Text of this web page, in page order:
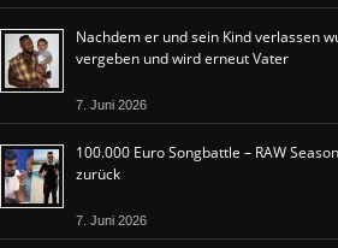
Nachdem er und sein Kind verlassen
vergeben und wird erneut Vater
7. Juni 2026
100.000 Euro Songbattle – RAW
zurück
7. Juni 2026